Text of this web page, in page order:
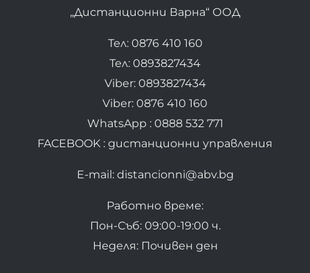
„Дистанционни Варна“ ООД
Тел: 0876 410 160
Тел: 0893827434
Viber: 0893827434
Viber: 0876 410 160
WhatsApp : 0888 532 771
FACEBOOK : дистанционни управления
E-mail: distancionni@abv.bg
Работно време:
Пон-Съб: 09:00-19:00 ч.
Неделя: Почивен ден